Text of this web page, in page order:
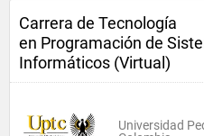
Carrera de Tecnología
en Programación de
Informáticos (Virtual)
Universidad